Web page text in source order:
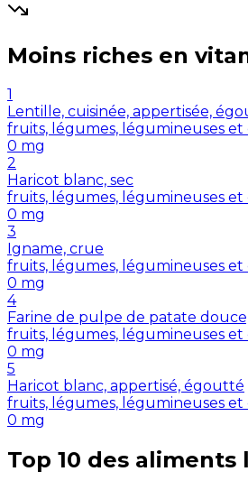
Moins riches en
1
Lentille, cuisinée, appertisée,
fruits, légumes, légumineuses et
0 mg
2
Haricot blanc, sec
fruits, légumes, légumineuses et
0 mg
3
Igname, crue
fruits, légumes, légumineuses et
0 mg
4
Farine de pulpe de patate
fruits, légumes, légumineuses et
0 mg
5
Haricot blanc, appertisé, égoutté
fruits, légumes, légumineuses et
0 mg
Top 10 des aliments